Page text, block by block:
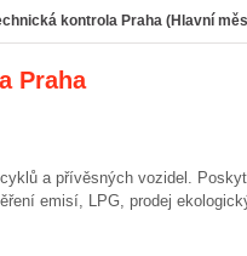
kontrola Praha (Hlavní
Praha
a přívěsných vozidel.
emisí, LPG, prodej